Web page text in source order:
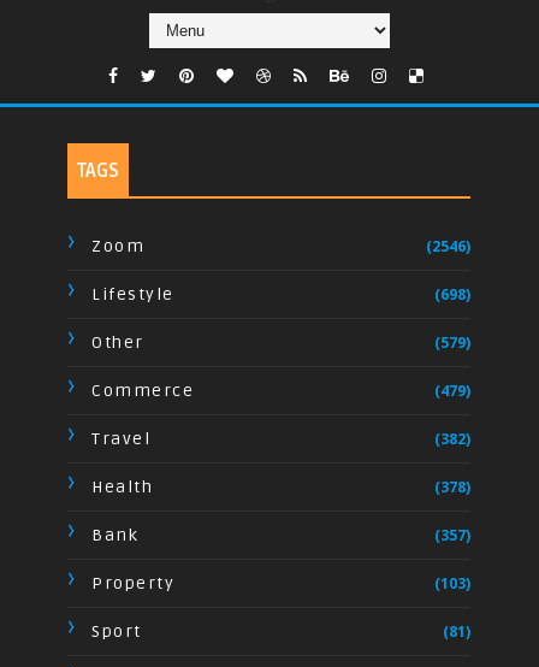
TAGS
Zoom (2546)
Lifestyle (698)
Other (579)
Commerce (479)
Travel (382)
Health (378)
Bank (357)
Property (103)
Sport (81)